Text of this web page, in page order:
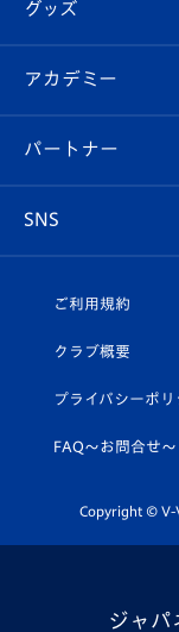
チケット
イベント
メディア
ホームタウン
スタッフプロフィ
マスコット紹介
平和祈念活動
ホームタウン
Revive Team
ヴィヴィくんの
フォトギャラリ
スタジアムグル
V-LOVERS（
プレイヤーズス
グッズ
オンラインショ
店舗情報
アカデミー
育成からのお知
U-18
スクール
パートナー
SNS
ヴィヴィくんイ
公式LINE＠
ご利用規約
クラブ概要
プライバシーポリ
FAQ〜お問合せ〜
Copyright © V-
ジャパ